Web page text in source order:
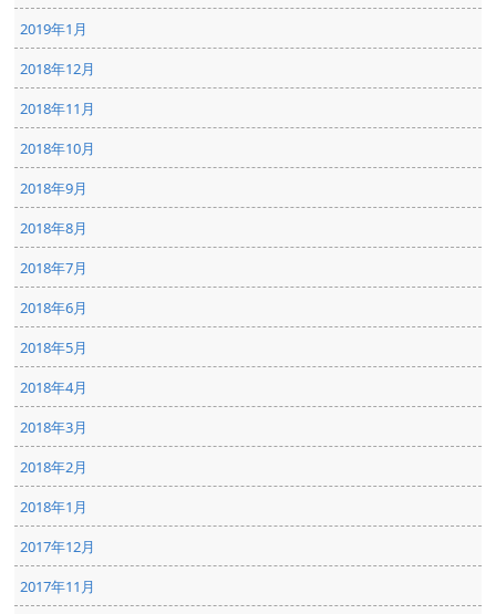
2019年1月
2018年12月
2018年11月
2018年10月
2018年9月
2018年8月
2018年7月
2018年6月
2018年5月
2018年4月
2018年3月
2018年2月
2018年1月
2017年12月
2017年11月